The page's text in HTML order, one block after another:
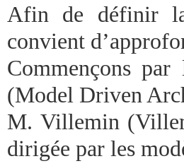
Afin de définir
convient
Commençons
(Model Driven
M. Villemin
dirigée par les